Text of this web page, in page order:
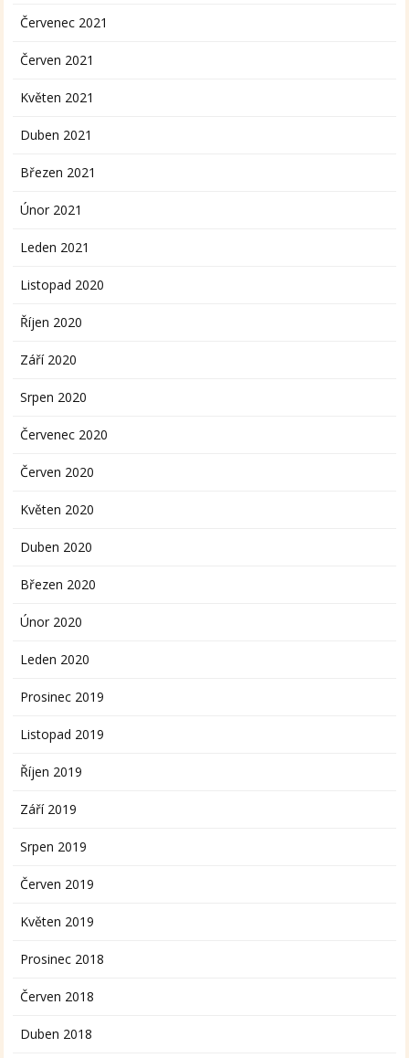
Červenec 2021
Červen 2021
Květen 2021
Duben 2021
Březen 2021
Únor 2021
Leden 2021
Listopad 2020
Říjen 2020
Září 2020
Srpen 2020
Červenec 2020
Červen 2020
Květen 2020
Duben 2020
Březen 2020
Únor 2020
Leden 2020
Prosinec 2019
Listopad 2019
Říjen 2019
Září 2019
Srpen 2019
Červen 2019
Květen 2019
Prosinec 2018
Červen 2018
Duben 2018